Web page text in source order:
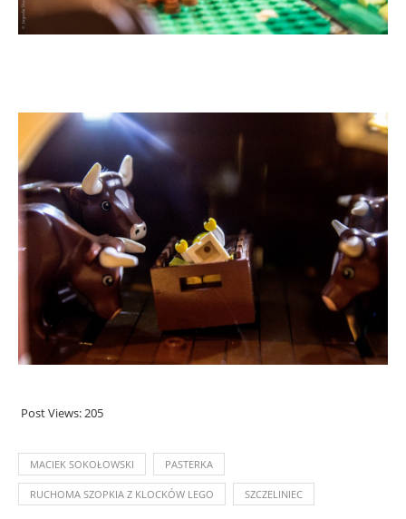
Post Views:205
MACIEK SOKOŁOWSKI PASTERKA
RUCHOMA SZOPKIA Z KLOCKÓW LEGO SZCZELINIEC